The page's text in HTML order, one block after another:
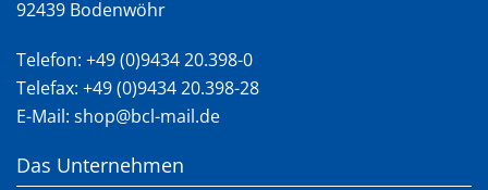
92439 Bodenwöhr
Telefon: +49 (0)9434 20.398-0
Telefax: +49 (0)9434 20.398-28
E-Mail: shop@bcl-mail.de
Das Unternehmen